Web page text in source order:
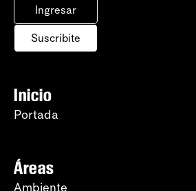
Ingresar
Suscribite
Inicio
Portada
Áreas
Ambiente